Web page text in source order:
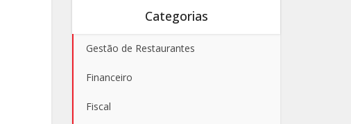
Categorias
Gestão de Restaurantes
Financeiro
Fiscal